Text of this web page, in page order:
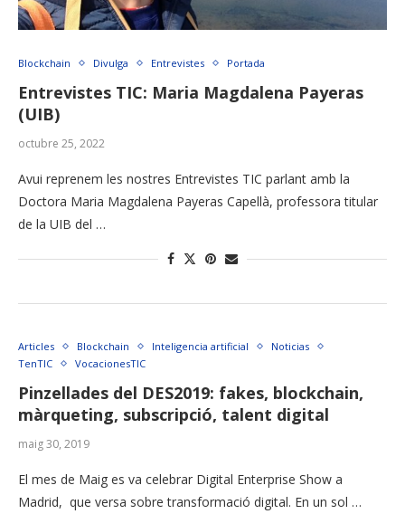
Blockchain Divulga Entrevistes Portada
Entrevistes TIC: Maria Magdalena Payeras
(UIB)
octubre 25, 2022
Avui reprenem les nostres Entrevistes TIC parlant amb la
Doctora Maria Magdalena Payeras Capellà, professora titular
de la UIB del …
Articles Blockchain Inteligencia artificial
Noticias
TenTIC
VocacionesTIC
Pinzellades del DES2019: fakes, blockchain,
màrqueting, subscripció, talent digital
maig 30, 2019
El mes de Maig es va celebrar Digital Enterprise Show a
Madrid, que versa sobre transformació digital. En un sol …